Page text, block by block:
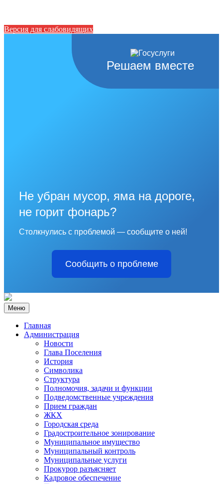
Версия для слабовидящих
Решаем вместе
Не убран мусор, яма на дороге,
не горит фонарь?
Столкнулись с проблемой — сообщите о ней!
Сообщить о проблеме
Меню
Главная
Администрация
Новости
Глава Поселения
История
Символика
Структура
Полномочия, задачи и функции
Подведомственные учреждения
Прием граждан
ЖКХ
Городская среда
Градостроительное зонирование
Муниципальное имущество
Муниципальный контроль
Муниципальные услуги
Прокурор разъясняет
Кадровое обеспечение